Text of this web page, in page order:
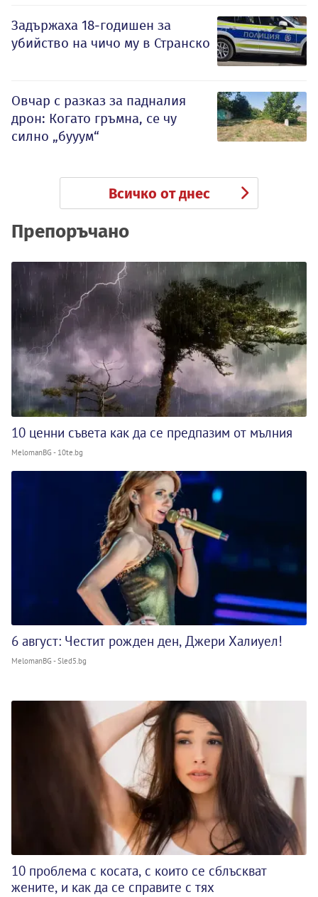
Задържаха 18-годишен за
убийство на чичо му в Странско
Овчар с разказ за падналия
дрон: Когато гръмна, се чу
силно „бууум“
Всичко от днес
Препоръчано
10 ценни съвета как да се предпазим от мълния
MelomanBG - 10te.bg
6 август: Честит рожден ден, Джери Халиуел!
MelomanBG - Sled5.bg
10 проблема с косата, с които се сблъскват
жените, и как да се справите с тях